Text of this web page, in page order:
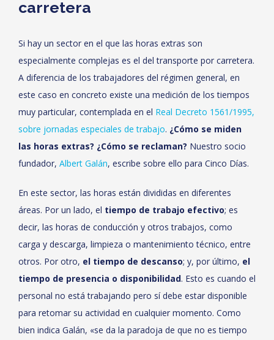
carretera
Si hay un sector en el que las horas extras son
especialmente complejas es el del transporte por carretera.
A diferencia de los trabajadores del régimen general, en
este caso en concreto existe una medición de los tiempos
muy particular, contemplada en el Real Decreto 1561/1995,
sobre jornadas especiales de trabajo. ¿Cómo se miden
las horas extras? ¿Cómo se reclaman? Nuestro socio
fundador, Albert Galán, escribe sobre ello para Cinco Días.
En este sector, las horas están divididas en diferentes
áreas. Por un lado, el tiempo de trabajo efectivo; es
decir, las horas de conducción y otros trabajos, como
carga y descarga, limpieza o mantenimiento técnico, entre
otros. Por otro, el tiempo de descanso; y, por último, el
tiempo de presencia o disponibilidad. Esto es cuando el
personal no está trabajando pero sí debe estar disponible
para retomar su actividad en cualquier momento. Como
bien indica Galán, «se da la paradoja de que no es tiempo